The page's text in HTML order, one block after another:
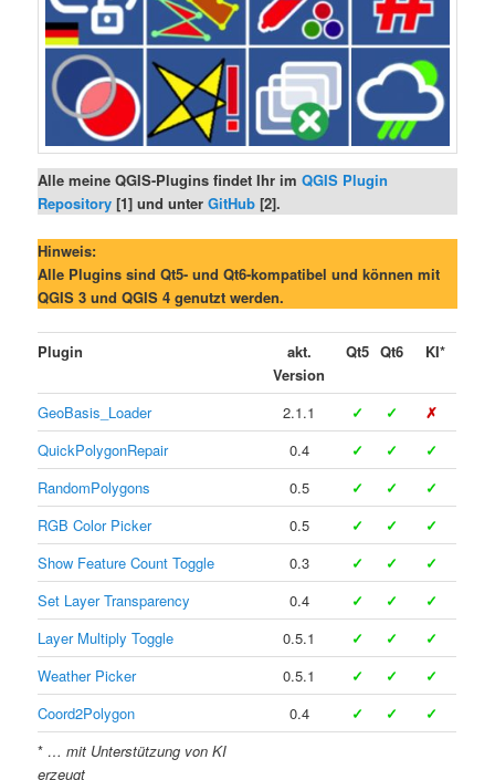
Alle meine QGIS-Plugins findet Ihr imQGIS Plugin
Repository [1] und unterGitHub [2].
Hinweis:
Alle Plugins sind Qt5- und Qt6-kompatibel und können mit
QGIS 3 und QGIS 4 genutzt werden.
Plugin
akt.
Version
Qt5 Qt6 KI*
GeoBasis_Loader 2.1.1 ✓ ✓
✗
QuickPolygonRepair
0.4 ✓ ✓
✓
RandomPolygons
0.5 ✓ ✓
✓
RGB Color Picker
0.5 ✓ ✓
✓
Show Feature Count Toggle
0.3 ✓ ✓
✓
Set Layer Transparency
0.4 ✓ ✓
✓
Layer Multiply Toggle
0.5.1 ✓ ✓
✓
Weather Picker
0.5.1 ✓ ✓
✓
Coord2Polygon
0.4 ✓ ✓
✓
* … mit Unterstützung von KI
erzeugt